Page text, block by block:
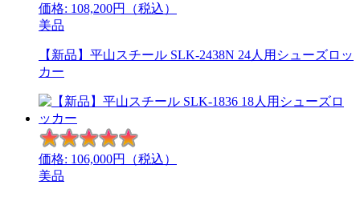
価格: 108,200円（税込）
美品
【新品】平山スチール SLK-2438N 24人用シューズロッ
カー
価格: 106,000円（税込）
美品